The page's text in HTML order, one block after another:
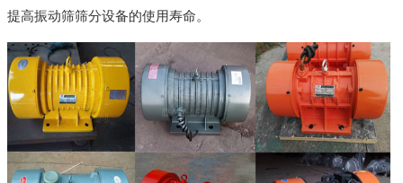
提高振动筛筛分设备的使用寿命。